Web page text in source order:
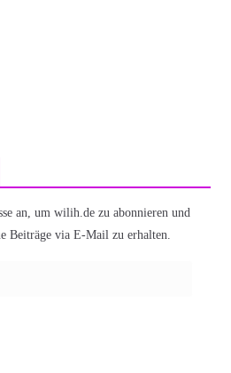
an, um wilih.de zu abonnieren und
Beiträge via E-Mail zu erhalten.